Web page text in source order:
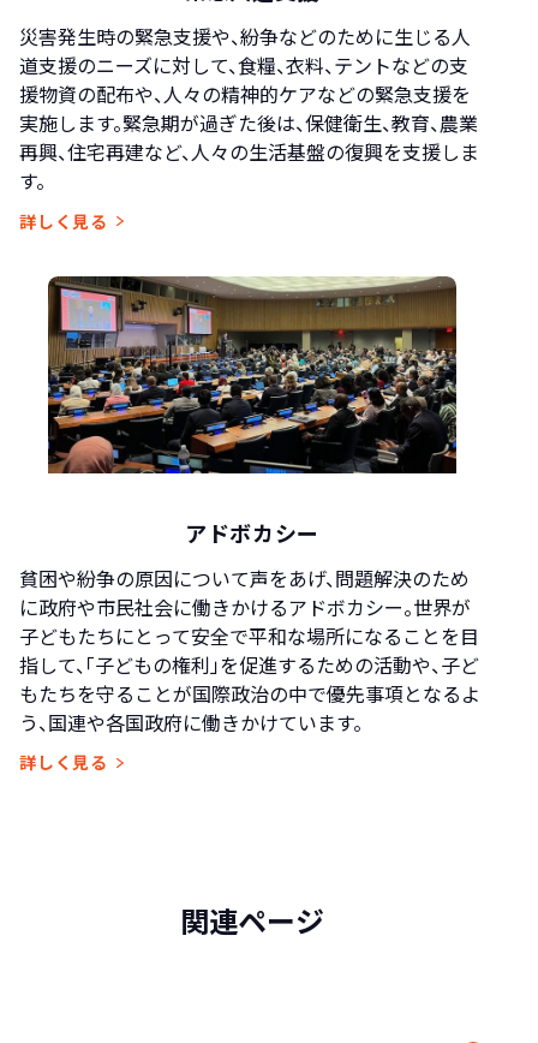
災害発生時の緊急支援や、紛争などのために生じる人
道支援のニーズに対して、食糧、衣料、テントなどの支
援物資の配布や、人々の精神的ケアなどの緊急支援を
実施します。緊急期が過ぎた後は、保健衛生、教育、農業
再興、住宅再建など、人々の生活基盤の復興を支援しま
す。
詳しく見る
アドボカシー
貧困や紛争の原因について声をあげ、問題解決のため
に政府や市民社会に働きかけるアドボカシー。世界が
子どもたちにとって安全で平和な場所になることを目
指して、「子どもの権利」を促進するための活動や、子ど
もたちを守ることが国際政治の中で優先事項となるよ
う、国連や各国政府に働きかけています。
詳しく見る
関連ページ